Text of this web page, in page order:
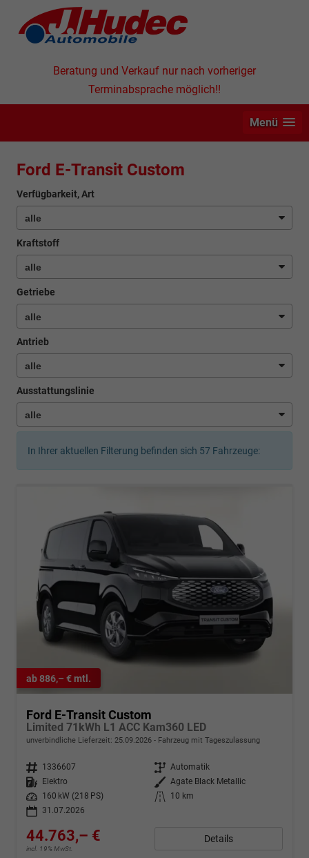
Beratung und Verkauf nur nach vorheriger
Terminabsprache möglich!!
Menü
Ford E-Transit Custom
Verfügbarkeit, Art
Kraftstoff
Getriebe
Antrieb
Ausstattungslinie
In Ihrer aktuellen Filterung befinden sich 57 Fahrzeuge:
ab 886,– € mtl.
Ford E-Transit Custom
Limited 71kWh L1 ACC Kam360 LED
unverbindliche Lieferzeit: 25.09.2026 Fahrzeug mit Tageszulassung
Fahrzeugnr. 1336607 Getriebe Automatik
Kraftstoff
Elektro Außenfarbe Agate Black Metallic
Leistung
160 kW (218 PS) Kilometerstand
10 km
31.07.2026
44.763,– €
incl. 19% MwSt.
Details